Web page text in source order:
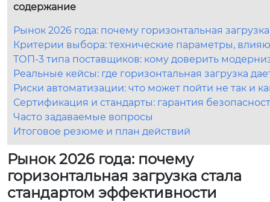
содержание
Рынок 2026 года: почему горизонтальная
Критерии выбора: технические параметры,
ТОП-3 типа поставщиков: кому доверить
Реальные кейсы: где горизонтальная загрузка
Риски автоматизации: что может пойти не так и
Сертификация и стандарты: гарантия
Часто задаваемые вопросы
Итоговое резюме и план действий
Рынок 2026 года: почему
горизонтальная загрузка стала
стандартом эффективности